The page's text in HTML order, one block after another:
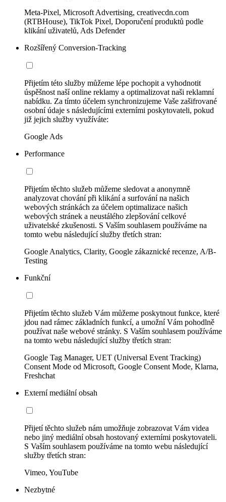
Meta-Pixel, Microsoft Advertising, creativecdn.com
(RTBHouse), TikTok Pixel, Doporučení produktů podle
klikání uživatelů, Ads Defender
Rozšířený Conversion-Tracking
Přijetím této služby můžeme lépe pochopit a vyhodnotit
úspěšnost naší online reklamy a optimalizovat naši reklamní
nabídku. Za tímto účelem synchronizujeme Vaše zašifrované
osobní údaje s následujícími externími poskytovateli, pokud
již jejich služby využíváte:
Google Ads
Performance
Přijetím těchto služeb můžeme sledovat a anonymně
analyzovat chování při klikání a surfování na našich
webových stránkách za účelem optimalizace našich
webových stránek a neustálého zlepšování celkové
uživatelské zkušenosti. S Vaším souhlasem používáme na
tomto webu následující služby třetích stran:
Google Analytics, Clarity, Google zákaznické recenze, A/B-
Testing
Funkční
Přijetím těchto služeb Vám můžeme poskytnout funkce, které
jdou nad rámec základních funkcí, a umožní Vám pohodlně
používat naše webové stránky. S Vaším souhlasem používáme
na tomto webu následující služby třetích stran:
Google Tag Manager, UET (Universal Event Tracking)
Consent Mode od Microsoft, Google Consent Mode, Klarna,
Freshchat
Externí mediální obsah
Přijetí těchto služeb nám umožňuje zobrazovat Vám videa
nebo jiný mediální obsah hostovaný externími poskytovateli.
S Vaším souhlasem používáme na tomto webu následující
služby třetích stran:
Vimeo, YouTube
Nezbytné